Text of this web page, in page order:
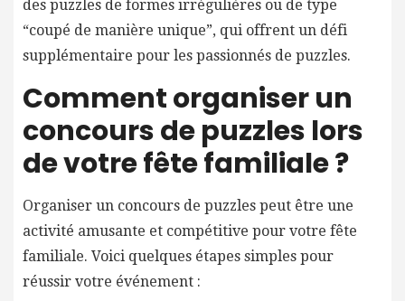
des puzzles de formes irrégulières ou de type
“coupé de manière unique”, qui offrent un défi
supplémentaire pour les passionnés de puzzles.
Comment organiser un
concours de puzzles lors
de votre fête familiale ?
Organiser un concours de puzzles peut être une
activité amusante et compétitive pour votre fête
familiale. Voici quelques étapes simples pour
réussir votre événement :